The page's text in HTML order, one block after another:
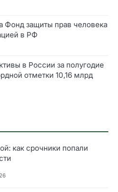
Фонд защиты прав человека
в РФ
в России за полугодие
отметки 10,16 млрд
как срочники попали